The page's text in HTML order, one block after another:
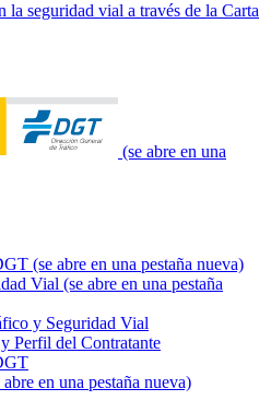
seguridad vial a través de la Carta
(se abre en una
(se abre en una pestaña nueva)
Vial (se abre en una pestaña
y Seguridad Vial
Perfil del Contratante
abre en una pestaña nueva)